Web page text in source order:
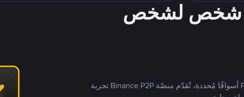
من شخص لشخص
بينما تستهدف العديد من منصّات تداول P2P أسواقًا مُحددة، تُقدّم منصّة Binance P2P تجربة